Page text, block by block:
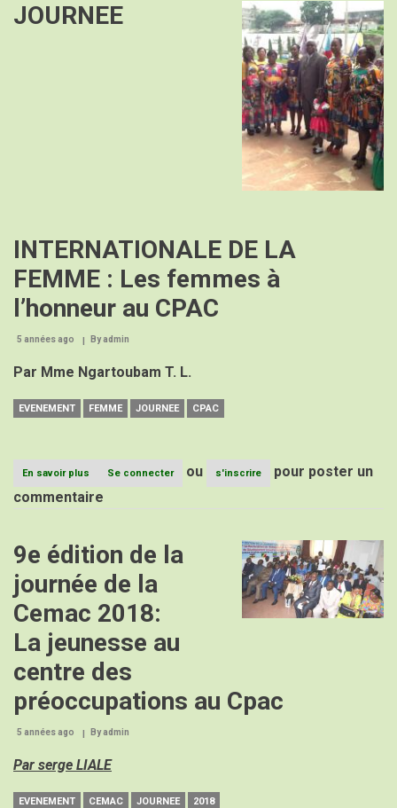
COMMISSION
DE
Image
JOURNEE
INTERNATIONALE DE LA
FEMME : Les femmes à
l’honneur au CPAC
5 années ago Byadmin
Par Mme Ngartoubam T. L.
EVENEMENT FEMME JOURNEE CPAC
En savoir plus
JOURNEE
INTERNATIONALE
FEMME
:
Les
femmes
l’honneur
au
CPAC
Se connecter ou s'inscrire
pour poster un
commentaire
Image
9e édition de la
journée de la
Cemac 2018:
La jeunesse au
centre des
préoccupations au Cpac
5 années ago Byadmin
Par serge LIALE
EVENEMENT CEMAC JOURNEE 2018